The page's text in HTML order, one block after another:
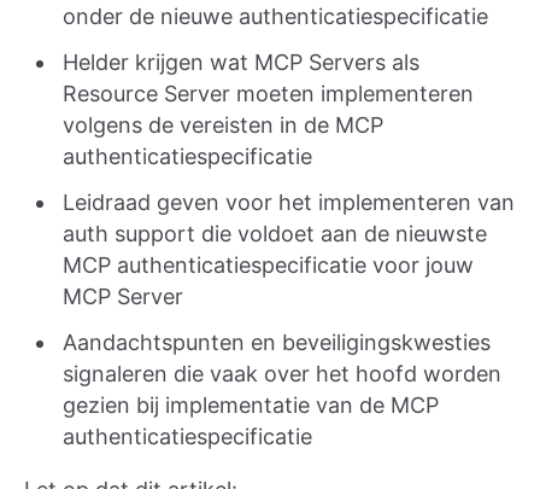
onder de nieuwe authenticatiespecificatie
Helder krijgen wat MCP Servers als
Resource Server moeten implementeren
volgens de vereisten in de MCP
authenticatiespecificatie
Leidraad geven voor het implementeren van
auth support die voldoet aan de nieuwste
MCP authenticatiespecificatie voor jouw
MCP Server
Aandachtspunten en beveiligingskwesties
signaleren die vaak over het hoofd worden
gezien bij implementatie van de MCP
authenticatiespecificatie